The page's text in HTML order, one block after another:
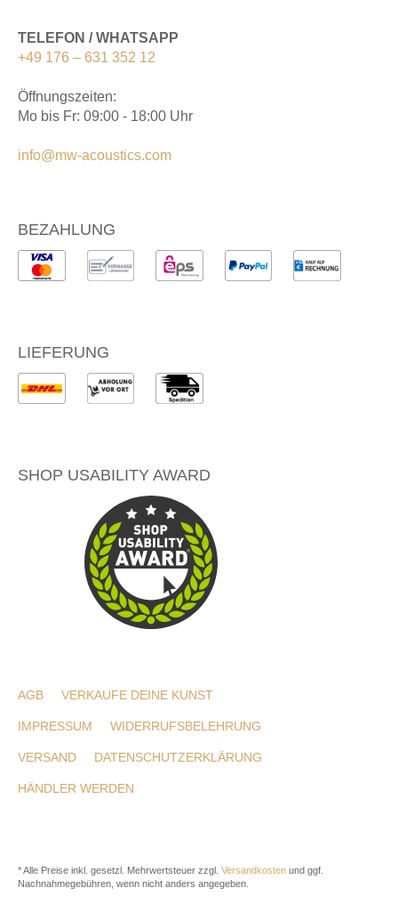
TELEFON / WHATSAPP
+49 176 – 631 352 12
Öffnungszeiten:
Mo bis Fr: 09:00 - 18:00 Uhr
info@mw-acoustics.com
BEZAHLUNG
LIEFERUNG
SHOP USABILITY AWARD
AGB VERKAUFE DEINE KUNST
IMPRESSUM WIDERRUFSBELEHRUNG
VERSAND DATENSCHUTZERKLÄRUNG
HÄNDLER WERDEN
* Alle Preise inkl. gesetzl. Mehrwertsteuer zzgl. Versandkosten und ggf.
Nachnahmegebühren, wenn nicht anders angegeben.